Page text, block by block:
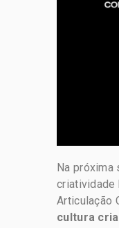
Na próxima
criatividade
Articulação
cultura